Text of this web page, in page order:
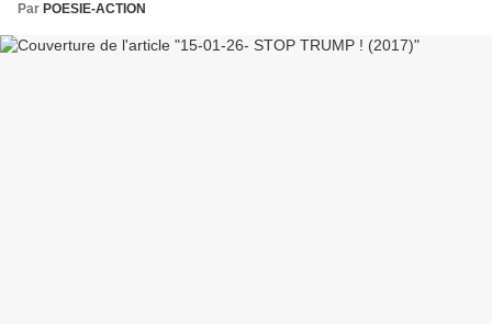
Par POESIE-ACTION